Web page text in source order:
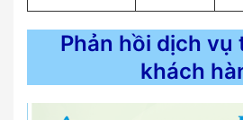
Phản hồi dịch vụ
khách